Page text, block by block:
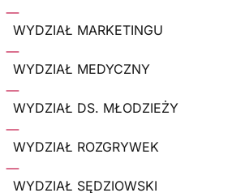
WYDZIAŁ MARKETINGU
WYDZIAŁ MEDYCZNY
WYDZIAŁ DS. MŁODZIEŻY
WYDZIAŁ ROZGRYWEK
WYDZIAŁ SĘDZIOWSKI